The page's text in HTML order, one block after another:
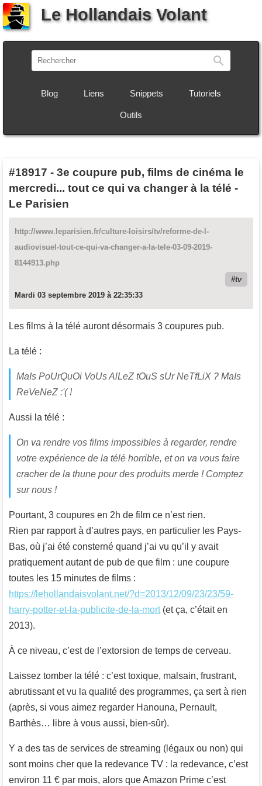
Le Hollandais Volant
Blog Liens Snippets Tutoriels
Outils
#18917 - 3e coupure pub, films de cinéma le
mercredi... tout ce qui va changer à la télé -
Le Parisien
http://www.leparisien.fr/culture-loisirs/tv/reforme-de-l-
audiovisuel-tout-ce-qui-va-changer-a-la-tele-03-09-2019-
8144913.php
tv
Mardi 03 septembre 2019 à 22:35:33
Les films à la télé auront désormais 3 coupures pub.
La télé :
MaIs PoUrQuOi VoUs AlLeZ tOuS sUr NeTfLiX ? MaIs
ReVeNeZ :'( !
Aussi la télé :
On va rendre vos films impossibles à regarder, rendre
votre expérience de la télé horrible, et on va vous faire
cracher de la thune pour des produits merde ! Comptez
sur nous !
Pourtant, 3 coupures en 2h de film ce n’est rien.
Rien par rapport à d’autres pays, en particulier les Pays-
Bas, où j’ai été consterné quand j’ai vu qu’il y avait
pratiquement autant de pub de que film : une coupure
toutes les 15 minutes de films :
https://lehollandaisvolant.net/?d=2013/12/09/23/23/59-
harry-potter-et-la-publicite-de-la-mort(et ça, c’était en
2013).
À ce niveau, c’est de l’extorsion de temps de cerveau.
Laissez tomber la télé : c’est toxique, malsain, frustrant,
abrutissant et vu la qualité des programmes, ça sert à rien
(après, si vous aimez regarder Hanouna, Pernault,
Barthès… libre à vous aussi, bien-sûr).
Y a des tas de services de streaming (légaux ou non) qui
sont moins cher que la redevance TV : la redevance, c’est
environ 11 € par mois, alors que Amazon Prime c’est